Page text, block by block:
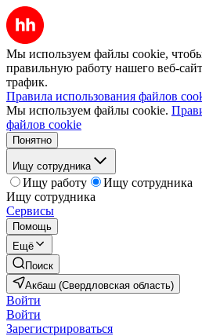
Мы используем файлы cookie,
правильную работу нашего веб-
трафик.
Правила использования файлов
Мы используем файлы cookie.
файлов cookie
Понятно
Ищу сотрудника
Ищу работу
Ищу сотрудника
Ищу сотрудника
Сервисы
Помощь
Ещё
Поиск
Акбаш (Свердловская область)
Войти
Войти
Зарегистрироваться